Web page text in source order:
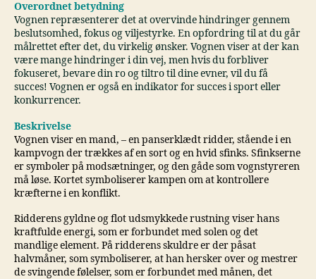
Overordnet betydning
Vognen repræsenterer det at overvinde hindringer gennem
beslutsomhed, fokus og viljestyrke. En opfordring til at du går
målrettet efter det, du virkelig ønsker. Vognen viser at der kan
være mange hindringer i din vej, men hvis du forbliver
fokuseret, bevare din ro og tiltro til dine evner, vil du få
succes! Vognen er også en indikator for succes i sport eller
konkurrencer.
Beskrivelse
Vognen viser en mand, – en panserklædt ridder, stående i en
kampvogn der trækkes af en sort og en hvid sfinks. Sfinkserne
er symboler på modsætninger, og den gåde som vognstyreren
må løse. Kortet symboliserer kampen om at kontrollere
kræfterne i en konflikt.
Ridderens gyldne og flot udsmykkede rustning viser hans
kraftfulde energi, som er forbundet med solen og det
mandlige element. På ridderens skuldre er der påsat
halvmåner, som symboliserer, at han hersker over og mestrer
de svingende følelser, som er forbundet med månen, det